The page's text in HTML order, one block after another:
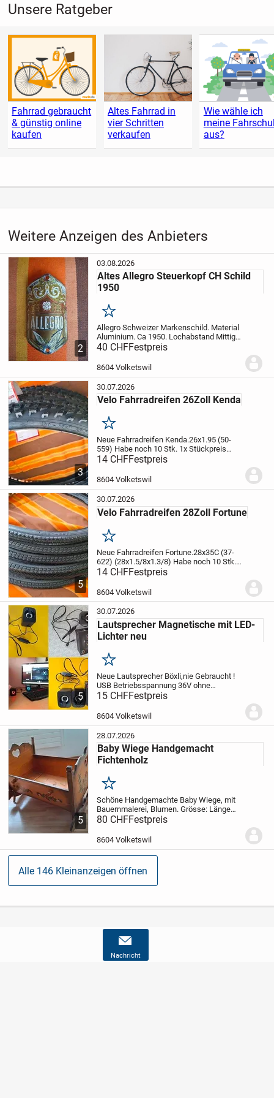
Unsere Ratgeber
Fahrrad gebraucht
& günstig online
kaufen
Altes Fahrrad in
vier Schritten
verkaufen
Wie wähle ich
meine
aus?
Nachricht
Weitere Anzeigen des Anbieters
2
03.08.2026
Altes Allegro Steuerkopf CH Schild
1950
Merken
Allegro Schweizer Markenschild. Material
Aluminium. Ca 1950. Lochabstand Mittig
gemessen 49 mm.Höhe 54,6 mm.Breite
32 mm. Gebogene Höhe 11 mm.
war ein Markenname, unter dem von 1914
40 CHFFestpreis
8604 Volketswil
3
30.07.2026
Velo Fahrradreifen 26Zoll Kenda
Merken
Neue Fahrradreifen Kenda.26x1.95 (50-
559) Habe noch 10 Stk. 1x Stückpreis
Fr.14.- Abholung vor Ort. (Repariere auch
Velos) Vorkasse.Versand möglich. Alle
Zahlungen möglich! Gratis Reifen
14 CHFFestpreis
8604 Volketswil
5
30.07.2026
Velo Fahrradreifen 28Zoll Fortune
Merken
Neue Fahrradreifen Fortune.28x35C (37-
622) (28x1.5/8x1.3/8) Habe noch 10 Stk.
1x Stückpreis Fr.14.- Abholung vor Ort.
(Repariere auch Velos) Vorkasse.Versand
möglich. Alle Zahlungen möglich! Gratis...
14 CHFFestpreis
8604 Volketswil
5
30.07.2026
Lautsprecher Magnetische mit LED-
Lichter neu
Merken
Neue Lautsprecher Böxli,nie Gebraucht !
USB Betriebsspannung 36V ohne
Akku.Direkter USB-Stromversorgung,
einfache Einschaltung.Die Lautsprecher
sind mit verschiedenen Geräten wie
Tablets, Laptops,...
15 CHFFestpreis
8604 Volketswil
5
28.07.2026
Baby Wiege Handgemacht
Fichtenholz
Merken
Schöne Handgemachte Baby Wiege, mit
Bauernmalerei, Blumen. Grösse: Länge
72cm Breite 62cm Höhe 56cm.
Die Wiege lässt sich auf 4
Füsse verstellen,somit...
80 CHFFestpreis
8604 Volketswil
Alle 146 Kleinanzeigen öffnen